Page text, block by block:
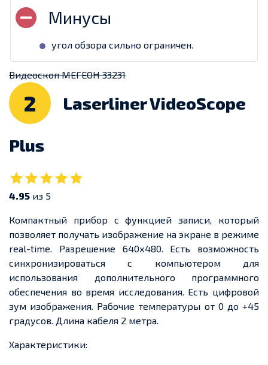
угол обзора сильно ограничен.
Видеоскоп МЕГЕОН 33231
2 Laserliner VideoScope
Plus
4.95 из 5
Компактный прибор с функцией записи, который
позволяет получать изображение на экране в режиме
real-time. Разрешение 640х480. Есть возможность
синхронизироваться с компьютером для
использования дополнительного программного
обеспечения во время исследования. Есть цифровой
зум изображения. Рабочие температуры от 0 до +45
градусов. Длина кабеля 2 метра.
Характеристики: